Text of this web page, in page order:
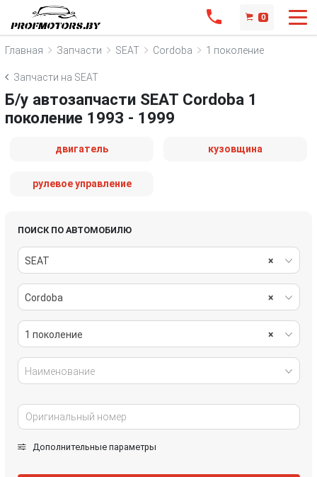
0
Главная Запчасти SEAT Cordoba 1 поколение
Запчасти на SEAT
Б/у автозапчасти SEAT Cordoba 1
поколение 1993 - 1999
двигатель кузовщина
рулевое управление
ПОИСК ПО АВТОМОБИЛЮ
×
SEAT
×
Cordoba
×
1 поколение
Наименование
Дополнительные параметры